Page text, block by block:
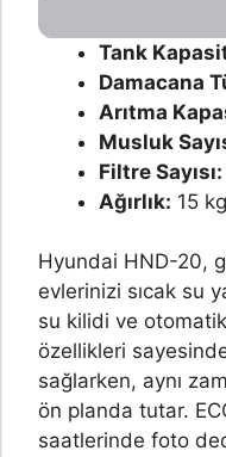
Tank
Damacana
Arıtma
Musluk
Filtre Sayısı:
Ağırlık: 15 kg
Hyundai HND-20,
evlerinizi sıcak su
su kilidi ve otomatik
özellikleri
sağlarken, aynı
ön planda tutar.
saatlerinde foto